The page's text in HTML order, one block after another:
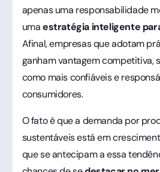
apenas uma responsabilidade
umaestratégia inteligente
Afinal, empresas que adotam
ganham vantagem competitiva,
como mais confiáveis e
consumidores.
O fato é que a demanda por
sustentáveis está em
que se antecipam a essa